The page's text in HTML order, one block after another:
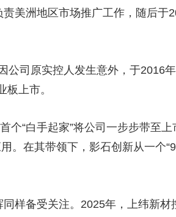
美洲地区市场推广工作，随后于
司原实控人发生意外，于2016
上市。
“白手起家”将公司一步步带至上
。在其带领下，影石创新从一个
备受关注。2025年，上纬新材